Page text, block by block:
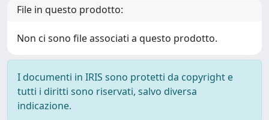
File in questo prodotto:
Non ci sono file associati a questo prodotto.
I documenti in IRIS sono protetti da copyright e
tutti i diritti sono riservati, salvo diversa
indicazione.